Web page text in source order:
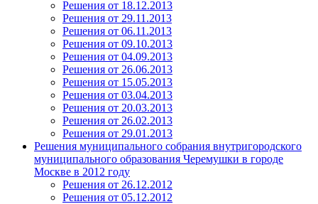
Решения от 18.12.2013
Решения от 29.11.2013
Решения от 06.11.2013
Решения от 09.10.2013
Решения от 04.09.2013
Решения от 26.06.2013
Решения от 15.05.2013
Решения от 03.04.2013
Решения от 20.03.2013
Решения от 26.02.2013
Решения от 29.01.2013
Решения муниципального собрания внутригородского
муниципального образования Черемушки в городе
Москве в 2012 году
Решения от 26.12.2012
Решения от 05.12.2012